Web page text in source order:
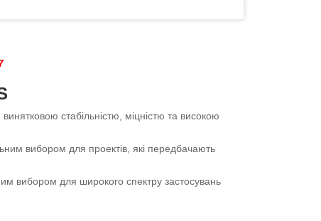
стабільністю, міцністю та високою
вибором для проектів, які передбачають
вибором для широкого спектру застосувань